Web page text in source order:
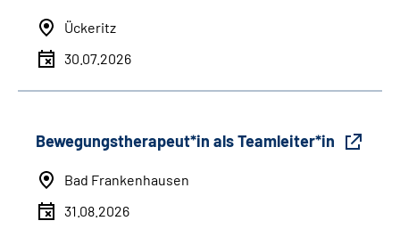
Ückeritz
30.07.2026
Bewegungstherapeut*in als Teamleiter*in
Bad Frankenhausen
31.08.2026